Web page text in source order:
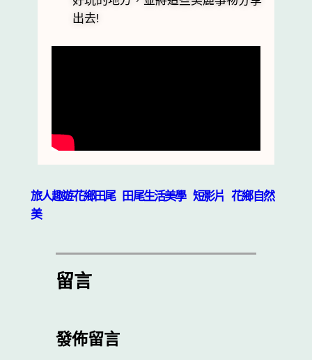
出去!
旅人趣遊花鄉田尾 田尾生活美學 短影片 花鄉自然
美
留言
發佈留言